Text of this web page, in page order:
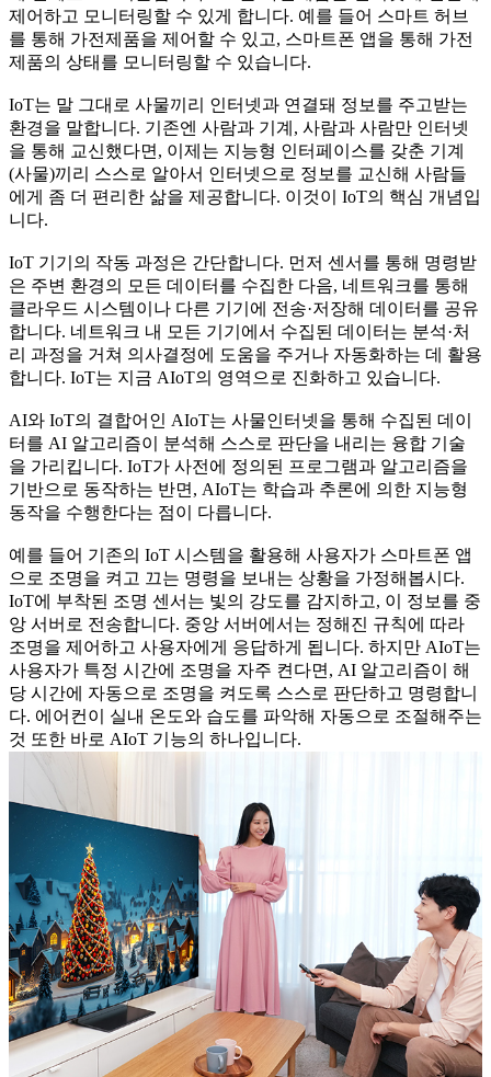
제어하고 모니터링할 수 있게 합니다. 예를 들어 스마트 허브
를 통해 가전제품을 제어할 수 있고, 스마트폰 앱을 통해 가전
제품의 상태를 모니터링할 수 있습니다.
IoT는 말 그대로 사물끼리 인터넷과 연결돼 정보를 주고받는
환경을 말합니다. 기존엔 사람과 기계, 사람과 사람만 인터넷
을 통해 교신했다면, 이제는 지능형 인터페이스를 갖춘 기계
(사물)끼리 스스로 알아서 인터넷으로 정보를 교신해 사람들
에게 좀 더 편리한 삶을 제공합니다. 이것이 IoT의 핵심 개념입
니다.
IoT 기기의 작동 과정은 간단합니다. 먼저 센서를 통해 명령받
은 주변 환경의 모든 데이터를 수집한 다음, 네트워크를 통해
클라우드 시스템이나 다른 기기에 전송·저장해 데이터를 공유
합니다. 네트워크 내 모든 기기에서 수집된 데이터는 분석·처
리 과정을 거쳐 의사결정에 도움을 주거나 자동화하는 데 활용
합니다. IoT는 지금 AIoT의 영역으로 진화하고 있습니다.
AI와 IoT의 결합어인 AIoT는 사물인터넷을 통해 수집된 데이
터를 AI 알고리즘이 분석해 스스로 판단을 내리는 융합 기술
을 가리킵니다. IoT가 사전에 정의된 프로그램과 알고리즘을
기반으로 동작하는 반면, AIoT는 학습과 추론에 의한 지능형
동작을 수행한다는 점이 다릅니다.
예를 들어 기존의 IoT 시스템을 활용해 사용자가 스마트폰 앱
으로 조명을 켜고 끄는 명령을 보내는 상황을 가정해봅시다.
IoT에 부착된 조명 센서는 빛의 강도를 감지하고, 이 정보를 중
앙 서버로 전송합니다. 중앙 서버에서는 정해진 규칙에 따라
조명을 제어하고 사용자에게 응답하게 됩니다. 하지만 AIoT는
사용자가 특정 시간에 조명을 자주 켠다면, AI 알고리즘이 해
당 시간에 자동으로 조명을 켜도록 스스로 판단하고 명령합니
다. 에어컨이 실내 온도와 습도를 파악해 자동으로 조절해주는
것 또한 바로 AIoT 기능의 하나입니다.